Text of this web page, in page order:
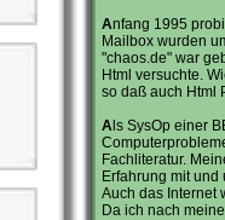
Anfang 1995
Mailbox wurden
"chaos.de" war
Html versuchte.
so daß auch Html
A ls SysOp einer
Fachliteratur.
Erfahrung mit
Auch das Internet
Da ich nach